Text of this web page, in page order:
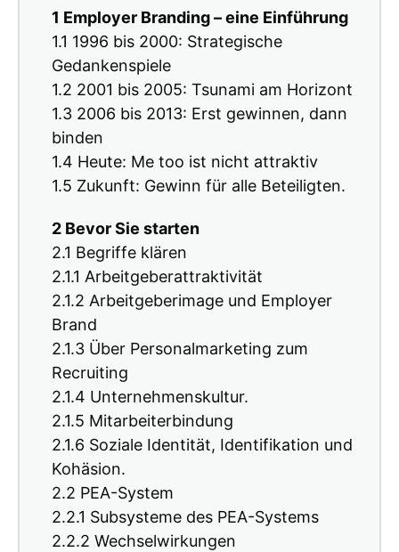
1 Employer Branding – eine Einführung
1.1 1996 bis 2000: Strategische
Gedankenspiele
1.2 2001 bis 2005: Tsunami am Horizont
1.3 2006 bis 2013: Erst gewinnen, dann
binden
1.4 Heute: Me too ist nicht attraktiv
1.5 Zukunft: Gewinn für alle Beteiligten.
2 Bevor Sie starten
2.1 Begriffe klären
2.1.1 Arbeitgeberattraktivität
2.1.2 Arbeitgeberimage und Employer
Brand
2.1.3 Über Personalmarketing zum
Recruiting
2.1.4 Unternehmenskultur.
2.1.5 Mitarbeiterbindung
2.1.6 Soziale Identität, Identifikation und
Kohäsion.
2.2 PEA-System
2.2.1 Subsysteme des PEA-Systems
2.2.2 Wechselwirkungen